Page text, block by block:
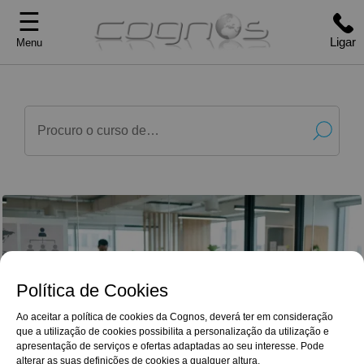
Política de Cookies
Ao aceitar a política de cookies da Cognos, deverá ter em consideração
que a utilização de cookies possibilita a personalização da utilização e
apresentação de serviços e ofertas adaptadas ao seu interesse. Pode
alterar as suas definições de cookies a qualquer altura.
☰
Menu Ligar
Google Reviews
4,9/5
Agradeço tudo, o método, a disponibilidade,
facilidade de horário, etc. Sem este sistema era-